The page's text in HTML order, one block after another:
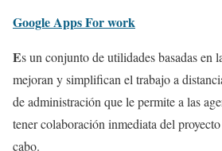
Google Apps For work
Es un conjunto de utilidades basadas en
mejoran y simplifican el trabajo a
de administración que le permite a las
tener colaboración inmediata del
cabo.